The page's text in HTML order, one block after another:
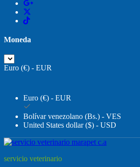
Moneda
Euro (€) - EUR
Euro (€) - EUR
Bolívar venezolano (Bs.) - VES
United States dollar ($) - USD
servicio veterinario